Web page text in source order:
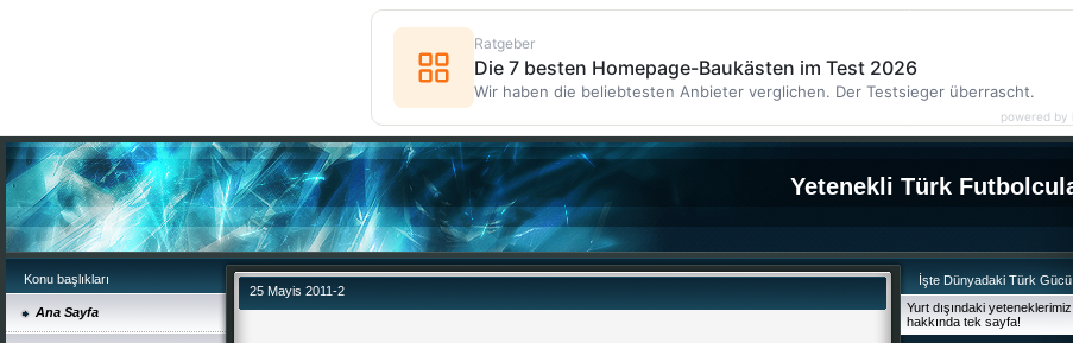
Yetenekli Türk
Konu başlıkları
Ana Sayfa
25 Mayis 2011-2
İşte Dünyadaki Türk Gücü
Yurt dışındaki yeteneklerimiz
hakkında tek sayfa!
Ratgeber
Die 7 besten Homepage-Baukästen im Test 2026
Wir haben die beliebtesten Anbieter verglichen. Der Testsieger überrascht.
powered by